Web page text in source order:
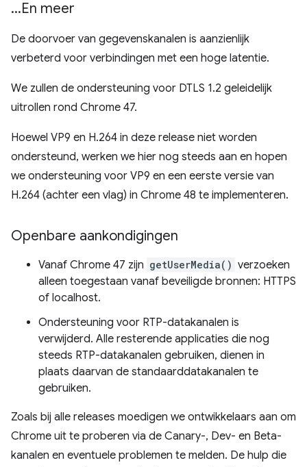
...En meer
De doorvoer van gegevenskanalen is aanzienlijk
verbeterd voor verbindingen met een hoge latentie.
We zullen de ondersteuning voor DTLS 1.2 geleidelijk
uitrollen rond Chrome 47.
Hoewel VP9 en H.264 in deze release niet worden
ondersteund, werken we hier nog steeds aan en hopen
we ondersteuning voor VP9 en een eerste versie van
H.264 (achter een vlag) in Chrome 48 te implementeren.
Openbare aankondigingen
Vanaf Chrome 47 zijn getUserMedia() verzoeken
alleen toegestaan ​​vanaf beveiligde bronnen: HTTPS
of localhost.
Ondersteuning voor RTP-datakanalen is
verwijderd. Alle resterende applicaties die nog
steeds RTP-datakanalen gebruiken, dienen in
plaats daarvan de standaarddatakanalen te
gebruiken.
Zoals bij alle releases moedigen we ontwikkelaars aan om
Chrome uit te proberen via de Canary-, Dev- en Beta-
kanalen en eventuele problemen te melden. De hulp die